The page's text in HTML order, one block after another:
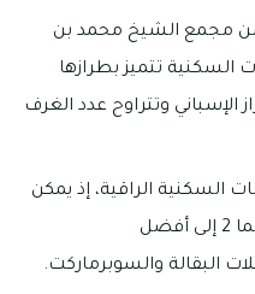
مقربة من مجمع الشيخ محمد بن
السكنية تتميز بطرازها
وتتراوح عدد الغرف
السكنية الراقية، إذ يمكن
الوصول بسهولة من مجمع ألما 2 إلى أفضل
البقالة والسوبرماركت.